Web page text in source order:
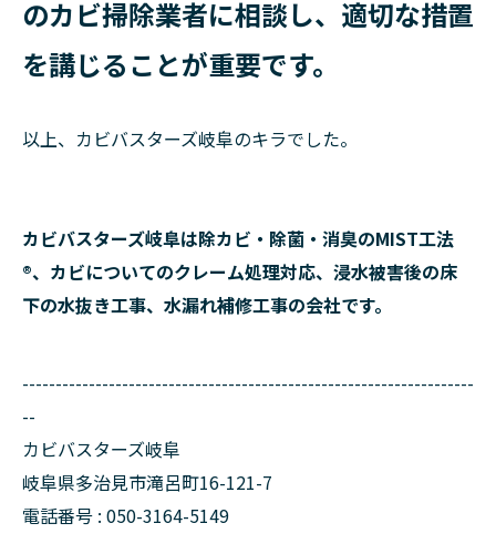
のカビ掃除業者に相談し、適切な措置
を講じることが重要です。
以上、カビバスターズ岐阜のキラでした。
カビバスターズ岐阜は除カビ・除菌・消臭のMIST工法
®、カビについてのクレーム処理対応、浸水被害後の床
下の水抜き工事、水漏れ補修工事の会社です。
--------------------------------------------------------------------
--
カビバスターズ岐阜
岐阜県多治見市滝呂町16-121-7
電話番号 : 050-3164-5149